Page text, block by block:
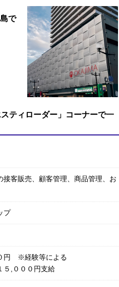
で
ィローダー」コーナーで一
接客販売、顧客管理、商品管理、お
プ
円 ※経験等による
５,０００円支給